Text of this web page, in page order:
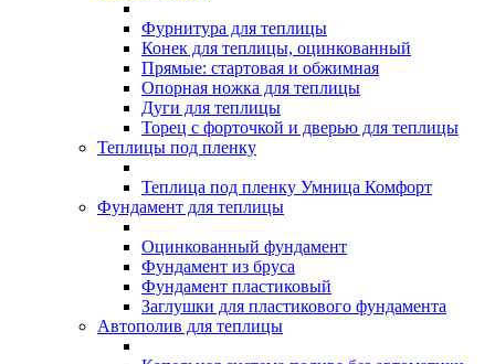
Фурнитура для теплицы
Конек для теплицы, оцинкованный
Прямые: стартовая и обжимная
Опорная ножка для теплицы
Дуги для теплицы
Торец с форточкой и дверью для теплицы
Теплицы под пленку
Теплица под пленку Умница Комфорт
Фундамент для теплицы
Оцинкованный фундамент
Фундамент из бруса
Фундамент пластиковый
Заглушки для пластикового фундамента
Автополив для теплицы